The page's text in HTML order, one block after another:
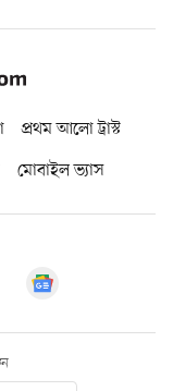
প্রথম আলো ট্রাস্ট
মোবাইল ভ্যাস